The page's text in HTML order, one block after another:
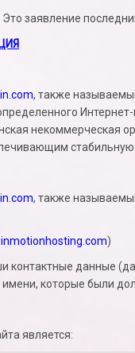
Это заявление
, также
некоммерческая
стабильную
, также
)
контактные данные
имени, которые были
является: